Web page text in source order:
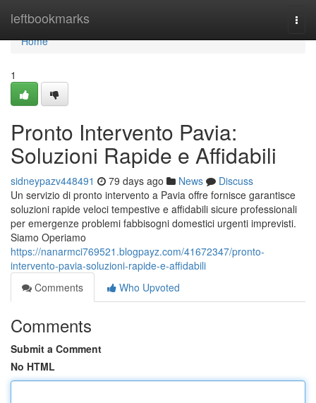
leftbookmarks
Home
Home
1
Pronto Intervento Pavia:
Soluzioni Rapide e Affidabili
sidneypazv448491 79 days ago News
Discuss
Un servizio di pronto intervento a Pavia offre fornisce garantisce
soluzioni rapide veloci tempestive e affidabili sicure professionali
per emergenze problemi fabbisogni domestici urgenti imprevisti.
Siamo Operiamo
https://nanarmci769521.blogpayz.com/41672347/pronto-
intervento-pavia-soluzioni-rapide-e-affidabili
Comments
Who Upvoted
Comments
Submit a Comment
No HTML